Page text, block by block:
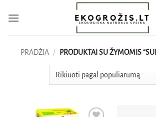
PRADŽIA / PRODUKTAI SU ŽYMOMIS